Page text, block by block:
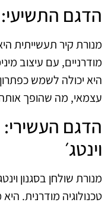
הדגם
מנורת קיר תעשייתית
מודרניים, עם עיצוב
היא יכולה לשמש
עצמאי, מה שהופך
הדגם העשירי:
וינטג׳
מנורת שולחן בסגנון
טכנולוגיה מודרנית.